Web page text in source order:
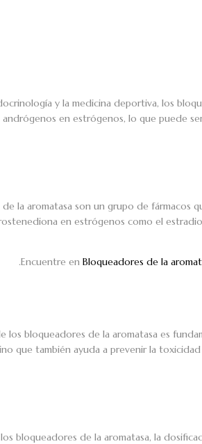
y la medicina deportiva, los
en estrógenos, lo que puede
la aromatasa son un grupo de fármacos
en estrógenos como el
Encuentre en Bloqueadores de la
los bloqueadores de la aromatasa es
que también ayuda a prevenir la
bloqueadores de la aromatasa, la